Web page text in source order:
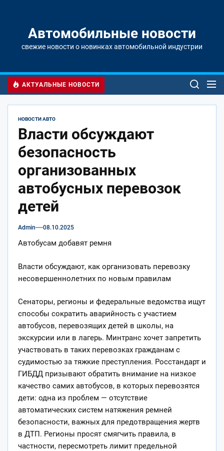
содержимомуАвтомобильные новости
свежие новости о новинках автомобильной индустрии
АКТУАЛЬНЫЕ НОВОСТИ
НОВОСТИ АВТО
Власти обсуждают
безопасность
организованных
автобусных перевозок
детей
Admin 08.10.2025
Автобусам добавят ремня
Власти обсуждают, как организовать перевозку
несовершеннолетних по новым правилам
Сенаторы, регионы и федеральные ведомства ищут
способы сократить аварийность с участием
автобусов, перевозящих детей в школы, на
экскурсии или в лагерь. Минтранс хочет запретить
участвовать в таких перевозках гражданам с
судимостью за тяжкие преступления. Росстандарт и
ГИБДД призывают обратить внимание на низкое
качество самих автобусов, в которых перевозятся
дети: одна из проблем — отсутствие
автоматических систем натяжения ремней
безопасности, важных для предотвращения жертв
в ДТП. Регионы просят смягчить правила, в
частности, пересмотреть лимит предельной